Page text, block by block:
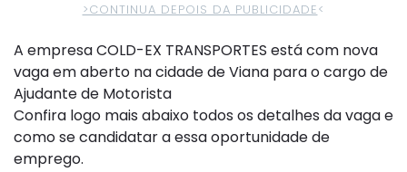
>CONTINUA DEPOIS DA PUBLICIDADE<
A empresa COLD-EX TRANSPORTES está com nova
vaga em aberto na cidade de Viana para o cargo de
Ajudante de Motorista
Confira logo mais abaixo todos os detalhes da vaga e
como se candidatar a essa oportunidade de
emprego.